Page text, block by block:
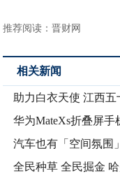
推荐阅读：晋财网
相关新闻
助力白衣天使 江西
华为MateXs折叠屏手
汽车也有「空间氛围
全民种草 全民掘金